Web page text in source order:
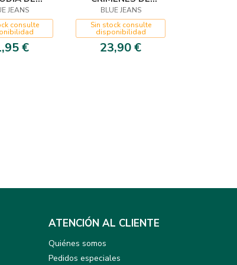
JEANS
consulte
€
CHOPIN + LA
ÚLTIMA MELODÍA
DE CHOPIN
BLUE JEANS
Sin stock consulte
disponibilidad
23,90 €
ATENCIÓN AL CLIENTE
Quiénes somos
Pedidos especiales